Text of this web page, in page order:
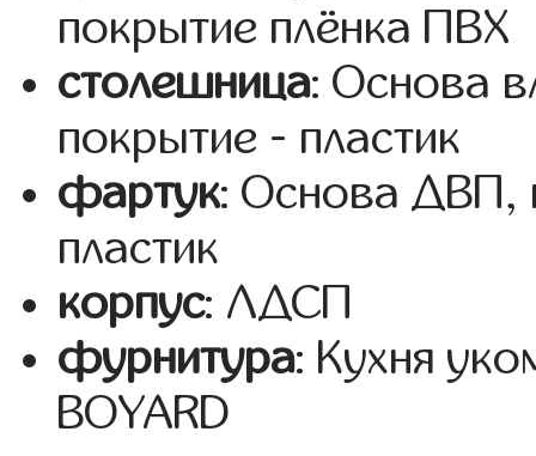
покрытие плёнка ПВХ
столешница: Основа
покрытие - пластик
фартук: Основа ДВП,
пластик
корпус: ЛДСП
фурнитура: Кухня
BOYARD